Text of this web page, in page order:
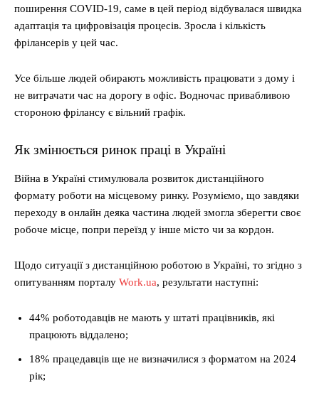
поширення COVID-19, саме в цей період відбувалася швидка
адаптація та цифровізація процесів. Зросла і кількість
фрілансерів у цей час.
Усе більше людей обирають можливість працювати з дому і
не витрачати час на дорогу в офіс. Водночас привабливою
стороною фрілансу є вільний графік.
Як змінюється ринок праці в Україні
Війна в Україні стимулювала розвиток дистанційного
формату роботи на місцевому ринку. Розуміємо, що завдяки
переходу в онлайн деяка частина людей змогла зберегти своє
робоче місце, попри переїзд у інше місто чи за кордон.
Щодо ситуації з дистанційною роботою в Україні, то згідно з
опитуванням порталу Work.ua, результати наступні:
44% роботодавців не мають у штаті працівників, які
працюють віддалено;
18% працедавців ще не визначилися з форматом на 2024
рік;